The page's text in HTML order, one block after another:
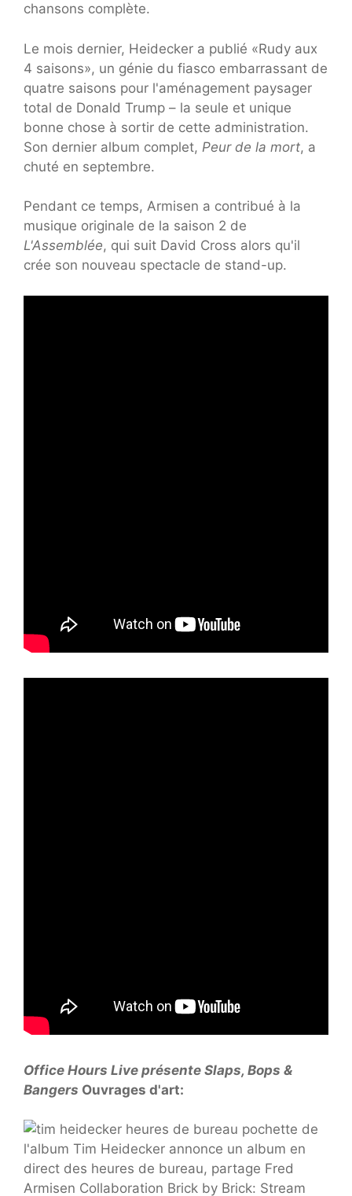
chansons complète.
Le mois dernier, Heidecker a publié «Rudy aux
4 saisons», un génie du fiasco embarrassant de
quatre saisons pour l'aménagement paysager
total de Donald Trump – la seule et unique
bonne chose à sortir de cette administration.
Son dernier album complet, Peur de la mort, a
chuté en septembre.
Pendant ce temps, Armisen a contribué à la
musique originale de la saison 2 de
L'Assemblée, qui suit David Cross alors qu'il
crée son nouveau spectacle de stand-up.
Office Hours Live présente Slaps, Bops &
Bangers Ouvrages d'art: